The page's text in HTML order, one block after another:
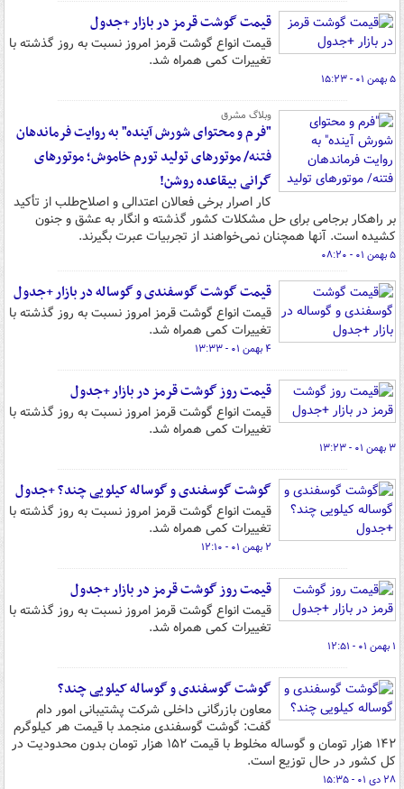
قیمت گوشت قرمز در بازار +جدول
قیمت انواع گوشت قرمز امروز نسبت به روز گذشته با
تغییرات کمی همراه شد.
۵ بهمن ۰۱ - ۱۵:۲۳
وبلاگ مشرق
"فرم و محتوای شورش آینده" به روایت فرماندهان
فتنه/ موتورهای تولید تورم خاموش؛ موتورهای
گرانی بیقاعده روشن!
کار اصرار برخی فعالان اعتدالی و اصلاح‌طلب از تأکید
بر راهکار برجامی برای حل مشکلات کشور گذشته و انگار به عشق و جنون
کشیده است. آنها همچنان نمی‌خواهند از تجربیات عبرت بگیرند.
۵ بهمن ۰۱ - ۰۸:۲۰
قیمت گوشت گوسفندی و گوساله در بازار +جدول
قیمت انواع گوشت قرمز امروز نسبت به روز گذشته با
تغییرات کمی همراه شد.
۴ بهمن ۰۱ - ۱۳:۳۳
قیمت روز گوشت قرمز در بازار +جدول
قیمت انواع گوشت قرمز امروز نسبت به روز گذشته با
تغییرات کمی همراه شد.
۳ بهمن ۰۱ - ۱۳:۲۳
گوشت گوسفندی و گوساله کیلویی چند؟ +جدول
قیمت انواع گوشت قرمز امروز نسبت به روز گذشته با
تغییرات کمی همراه شد.
۲ بهمن ۰۱ - ۱۲:۱۰
قیمت روز گوشت قرمز در بازار +جدول
قیمت انواع گوشت قرمز امروز نسبت به روز گذشته با
تغییرات کمی همراه شد.
۱ بهمن ۰۱ - ۱۲:۵۱
گوشت گوسفندی و گوساله کیلویی چند؟
معاون بازرگانی داخلی شرکت پشتیبانی امور دام
گفت: گوشت گوسفندی منجمد با قیمت هر کیلوگرم
۱۴۲ هزار تومان و گوساله مخلوط با قیمت ۱۵۲ هزار تومان بدون محدودیت در
کل کشور در حال توزیع است.
۲۸ دی ۰۱ - ۱۵:۳۵